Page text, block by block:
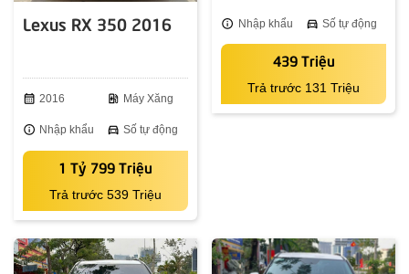
Lexus RX 350 2016
calendar_month 2016 ev_station Máy Xăng
info Nhập khẩu directions_car Số tự động
1 Tỷ 799 Triệu
Trả trước 539 Triệu
info Nhập khẩu directions_car Số tự động
439 Triệu
Trả trước 131 Triệu